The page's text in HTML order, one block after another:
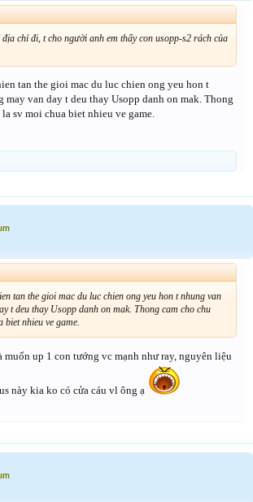
chỉ đi, t cho người anh em thấy con usopp-s2 rách của
tan the gioi mac du luc chien ong yeu hon t
may van day t deu thay Usopp danh on mak. Thong
sv moi chua biet nhieu ve game.
tan the gioi mac du luc chien ong yeu hon t nhung van
t deu thay Usopp danh on mak. Thong cam cho chu
biet nhieu ve game.
up 1 con tướng vc mạnh như ray, nguyên liệu
này kia ko có cửa cáu vl ông ạ